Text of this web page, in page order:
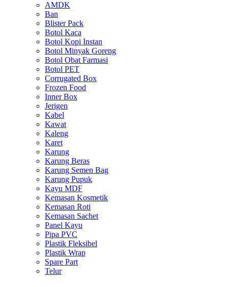
AMDK
Ban
Blister Pack
Botol Kaca
Botol Kopi Instan
Botol Minyak Goreng
Botol Obat Farmasi
Botol PET
Corrugated Box
Frozen Food
Inner Box
Jerigen
Kabel
Kawat
Kaleng
Karet
Karung
Karung Beras
Karung Semen Bag
Karung Pupuk
Kayu MDF
Kemasan Kosmetik
Kemasan Roti
Kemasan Sachet
Panel Kayu
Pipa PVC
Plastik Fleksibel
Plastik Wrap
Spare Part
Telur